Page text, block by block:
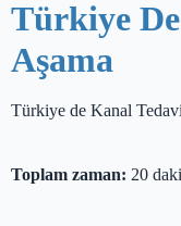
Türkiye
Aşama
Türkiye de Kanal
Toplam zaman: 20